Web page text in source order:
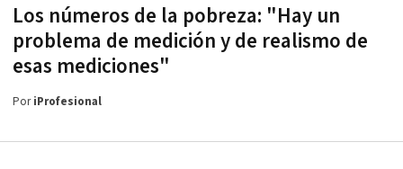
Los números de la pobreza: "Hay un
problema de medición y de realismo de
esas mediciones"
PoriProfesional